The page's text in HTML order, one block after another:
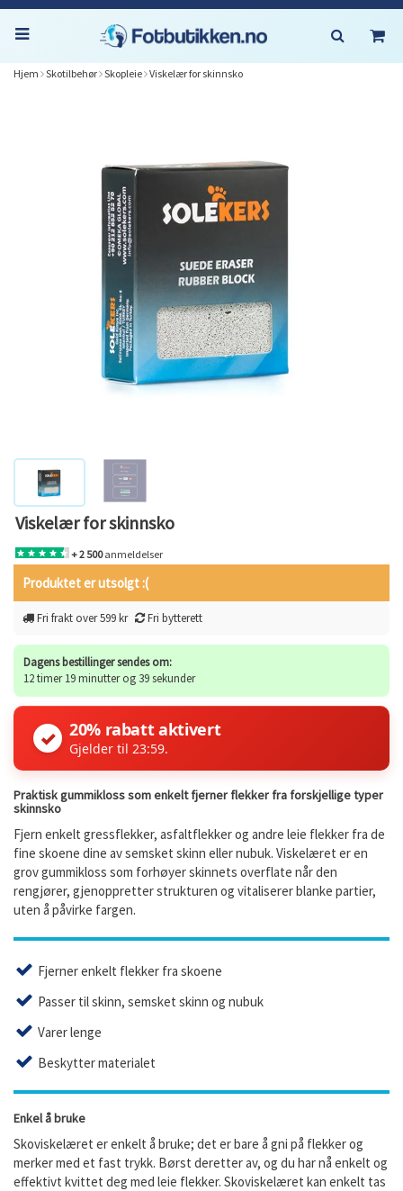
Hjem Skotilbehør Skopleie Viskelær for skinnsko
Viskelær for skinnsko
+ 2 500anmeldelser
Produktet er utsolgt :(
Fri frakt over 599 kr Fri bytterett
Dagens bestillinger sendes om:
12 timer 19 minutter og 39 sekunder
✓ 20% rabatt aktivert
Gjelder til 23:59.
Praktisk gummikloss som enkelt fjerner flekker fra forskjellige typer
skinnsko
Fjern enkelt gressflekker, asfaltflekker og andre leie flekker fra de
fine skoene dine av semsket skinn eller nubuk. Viskelæret er en
grov gummikloss som forhøyer skinnets overflate når den
rengjører, gjenoppretter strukturen og vitaliserer blanke partier,
uten å påvirke fargen.
Fjerner enkelt flekker fra skoene
Passer til skinn, semsket skinn og nubuk
Varer lenge
Beskytter materialet
Enkel å bruke
Skoviskelæret er enkelt å bruke; det er bare å gni på flekker og
merker med et fast trykk. Børst deretter av, og du har nå enkelt og
effektivt kvittet deg med leie flekker. Skoviskelæret kan enkelt tas